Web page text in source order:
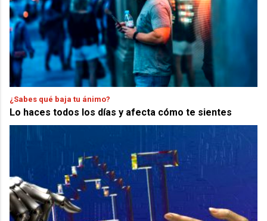
¿Sabes qué baja tu ánimo?
Lo haces todos los días y afecta cómo te sientes